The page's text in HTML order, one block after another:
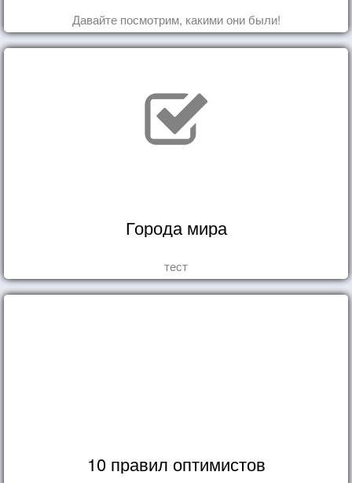
Давайте посмотрим, какими они были!
Города мира
тест
10 правил оптимистов